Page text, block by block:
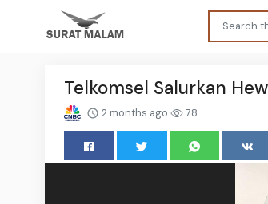
Telkomsel Salurkan
2 months ago 78